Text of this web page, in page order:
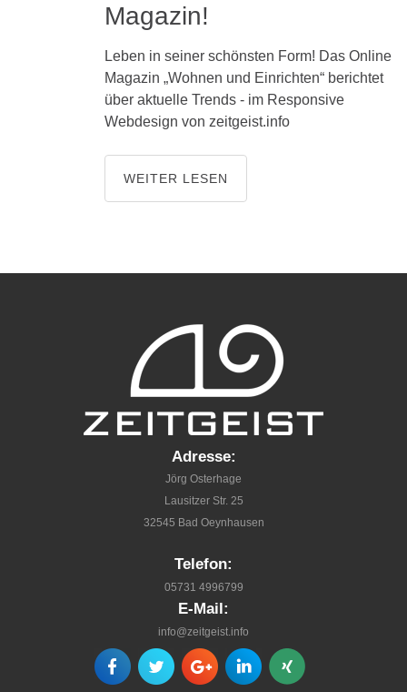
Magazin!
Leben in seiner schönsten Form! Das Online
Magazin „Wohnen und Einrichten“ berichtet
über aktuelle Trends - im Responsive
Webdesign von zeitgeist.info
WEITER LESEN
Adresse:
Jörg Osterhage
Lausitzer Str. 25
32545 Bad Oeynhausen
Telefon:
05731 4996799
E-Mail:
info@zeitgeist.info